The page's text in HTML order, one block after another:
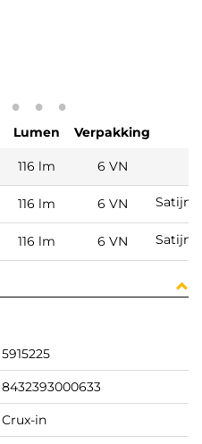
Lumen Verpakking
116 lm 6 VN
116 lm 6 VN Satijn
116 lm 6 VN Satijn
5915225
8432393000633
Crux-in